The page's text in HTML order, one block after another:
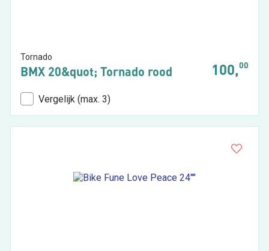
Tornado
BMX 20&quot; Tornado rood 100,00
Vergelijk (max. 3)